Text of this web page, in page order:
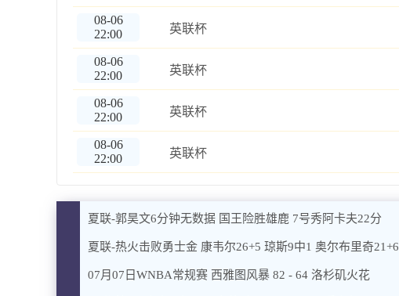
08-06
22:00
英联杯
08-06
22:00
英联杯
08-06
22:00
英联杯
08-06
22:00
英联杯
夏联-郭昊文6分钟无数据 国王险胜雄鹿 7号秀阿卡夫22分
夏联-热火击败勇士金 康韦尔26+5 琼斯9中1 奥尔布里奇21+6
07月07日WNBA常规赛 西雅图风暴 82 - 64 洛杉矶火花